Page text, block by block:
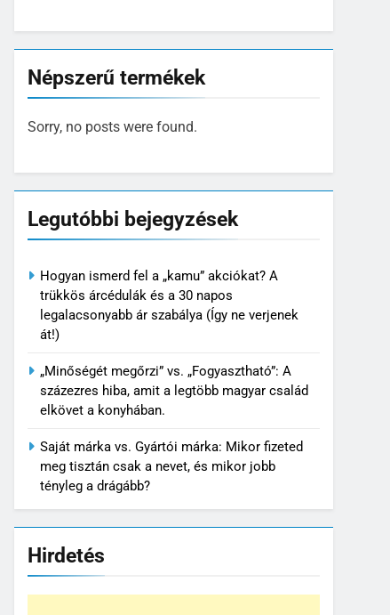
Népszerű termékek
Sorry, no posts were found.
Legutóbbi bejegyzések
Hogyan ismerd fel a „kamu” akciókat? A
trükkös árcédulák és a 30 napos
legalacsonyabb ár szabálya (Így ne verjenek
át!)
„Minőségét megőrzi” vs. „Fogyasztható”: A
százezres hiba, amit a legtöbb magyar család
elkövet a konyhában.
Saját márka vs. Gyártói márka: Mikor fizeted
meg tisztán csak a nevet, és mikor jobb
tényleg a drágább?
Hirdetés